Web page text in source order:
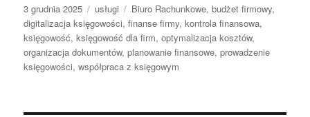
Data
publikacji
3 grudnia 2025 Kategorie
usługi Tagi
Biuro Rachunkowe,budżet firmowy,
digitalizacja księgowości,finanse firmy,kontrola finansowa,
księgowość,księgowość dla firm,optymalizacja kosztów,
organizacja dokumentów,planowanie finansowe,prowadzenie
księgowości,współpraca z księgowym